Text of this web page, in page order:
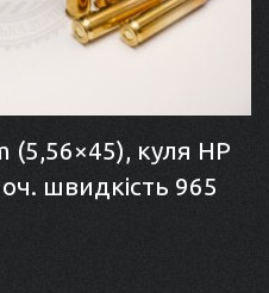
(5,56×45), куля HP
швидкість 965